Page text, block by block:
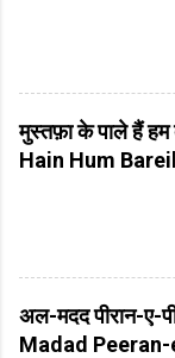
मुस्तफ़ा के पाले हैं
Hain Hum
अल-मदद पीरान-ए-
Madad